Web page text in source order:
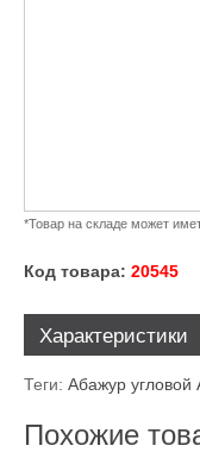
*Товар на складе может
Код товара: 20545
Характеристики
Теги: Абажур угловой
Похожие